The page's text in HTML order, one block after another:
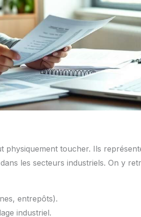
physiquement toucher. Ils
les secteurs industriels. On y
entrepôts).
industriel.